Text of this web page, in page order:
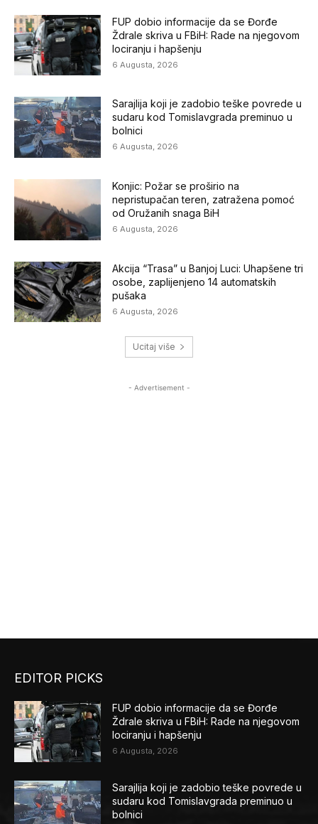
FUP dobio informacije da se Đorđe
Ždrale skriva u FBiH: Rade na njegovom
lociranju i hapšenju
6 Augusta, 2026
Sarajlija koji je zadobio teške povrede u
sudaru kod Tomislavgrada preminuo u
bolnici
6 Augusta, 2026
Konjic: Požar se proširio na
nepristupačan teren, zatražena pomoć
od Oružanih snaga BiH
6 Augusta, 2026
Akcija “Trasa” u Banjoj Luci: Uhapšene tri
osobe, zaplijenjeno 14 automatskih
pušaka
6 Augusta, 2026
Ucitaj više
- Advertisement -
EDITOR PICKS
FUP dobio informacije da se Đorđe
Ždrale skriva u FBiH: Rade na njegovom
lociranju i hapšenju
6 Augusta, 2026
Sarajlija koji je zadobio teške povrede u
sudaru kod Tomislavgrada preminuo u
bolnici